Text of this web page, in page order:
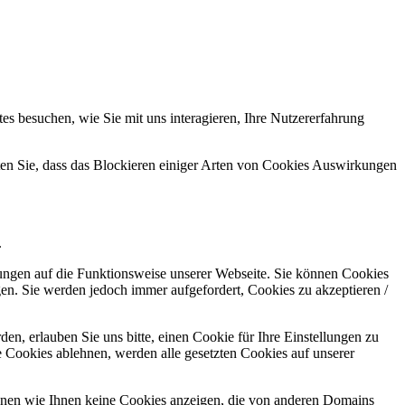
besuchen, wie Sie mit uns interagieren, Ihre Nutzererfahrung
Sie, dass das Blockieren einiger Arten von Cookies Auswirkungen
auf die Funktionsweise unserer Webseite. Sie können Cookies
Sie werden jedoch immer aufgefordert, Cookies zu akzeptieren /
erlauben Sie uns bitte, einen Cookie für Ihre Einstellungen zu
ablehnen, werden alle gesetzten Cookies auf unserer
wie Ihnen keine Cookies anzeigen, die von anderen Domains